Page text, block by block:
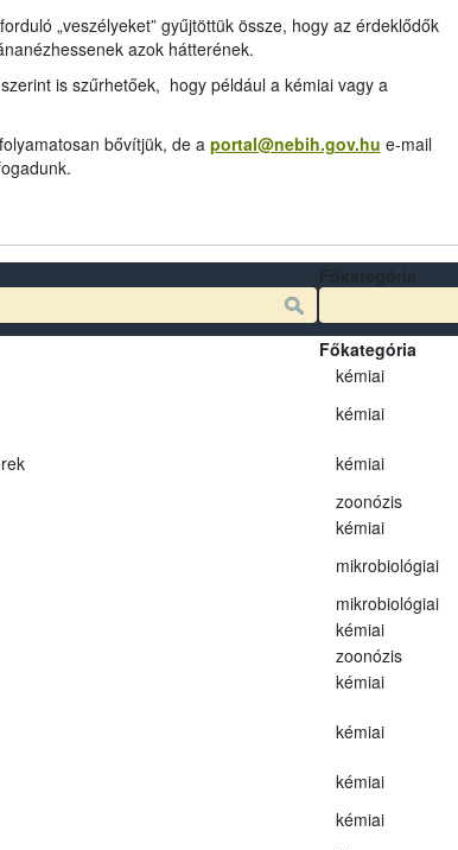
„veszélyeket” gyűjtöttük össze, hogy az érdeklődők
azok hátterének.
is szűrhetőek, hogy például a kémiai vagy a
bővítjük, de a portal@nebih.gov.hu e-mail
Főkategória
kémiai
kémiai
kémiai
zoonózis
kémiai
mikrobiológiai
mikrobiológiai
kémiai
zoonózis
kémiai
kémiai
kémiai
kémiai